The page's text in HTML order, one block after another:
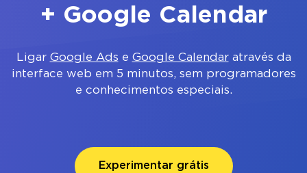
+ Google Calendar
Ligar Google Ads e Google Calendaratravés da
interface web em 5 minutos, sem programadores
e conhecimentos especiais.
Experimentar grátis